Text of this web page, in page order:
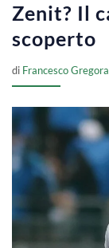
Zenit? Il
scoperto
di Francesco